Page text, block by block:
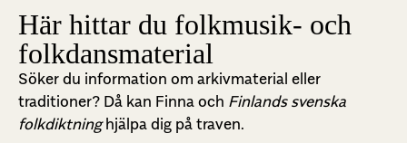
Här hittar du folkmusik- och
folkdansmaterial
Söker du information om arkivmaterial eller
traditioner? Då kan Finna och Finlands svenska
folkdiktninghjälpa dig på traven.